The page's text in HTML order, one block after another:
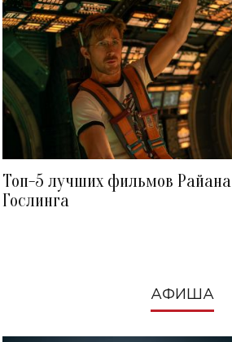
Топ-5 лучших фильмов Райана
Гослинга
АФИША